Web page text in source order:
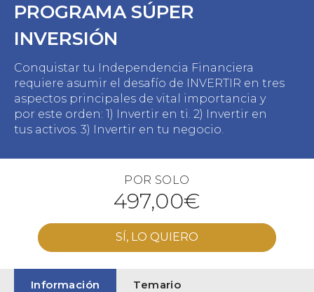
PROGRAMA SÚPER
INVERSIÓN
Conquistar tu Independencia Financiera
requiere asumir el desafío de INVERTIR en tres
aspectos principales de vital importancia y
por este orden: 1) Invertir en ti. 2) Invertir en
tus activos. 3) Invertir en tu negocio.
Información Temario
POR SOLO
497,00€
SÍ, LO QUIERO